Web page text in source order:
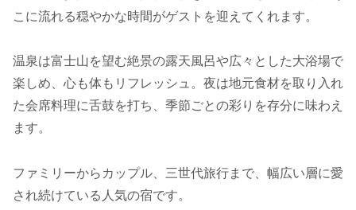
こに流れる穏やかな時間がゲストを迎えてくれます。
温泉は富士山を望む絶景の露天風呂や広々とした大浴場で
楽しめ、心も体もリフレッシュ。夜は地元食材を取り入れ
た会席料理に舌鼓を打ち、季節ごとの彩りを存分に味わえ
ます。
ファミリーからカップル、三世代旅行まで、幅広い層に愛
され続けている人気の宿です。